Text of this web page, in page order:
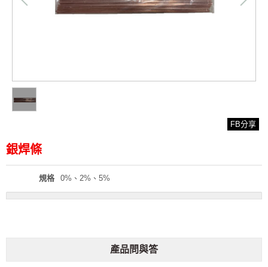
FB分享
銀焊條
規格 0%、2%、5%
產品問與答